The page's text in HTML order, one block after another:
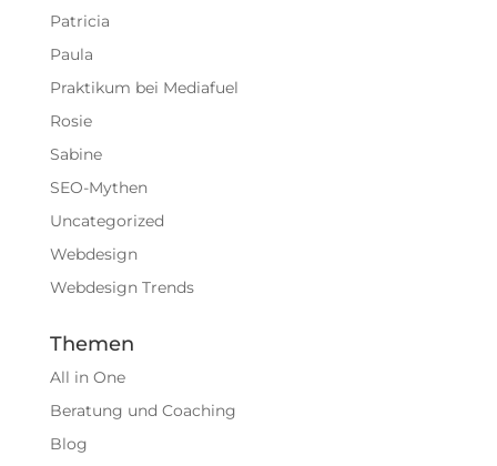
Patricia
Paula
Praktikum bei Mediafuel
Rosie
Sabine
SEO-Mythen
Uncategorized
Webdesign
Webdesign Trends
Themen
All in One
Beratung und Coaching
Blog